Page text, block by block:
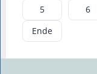
5
6
Ende